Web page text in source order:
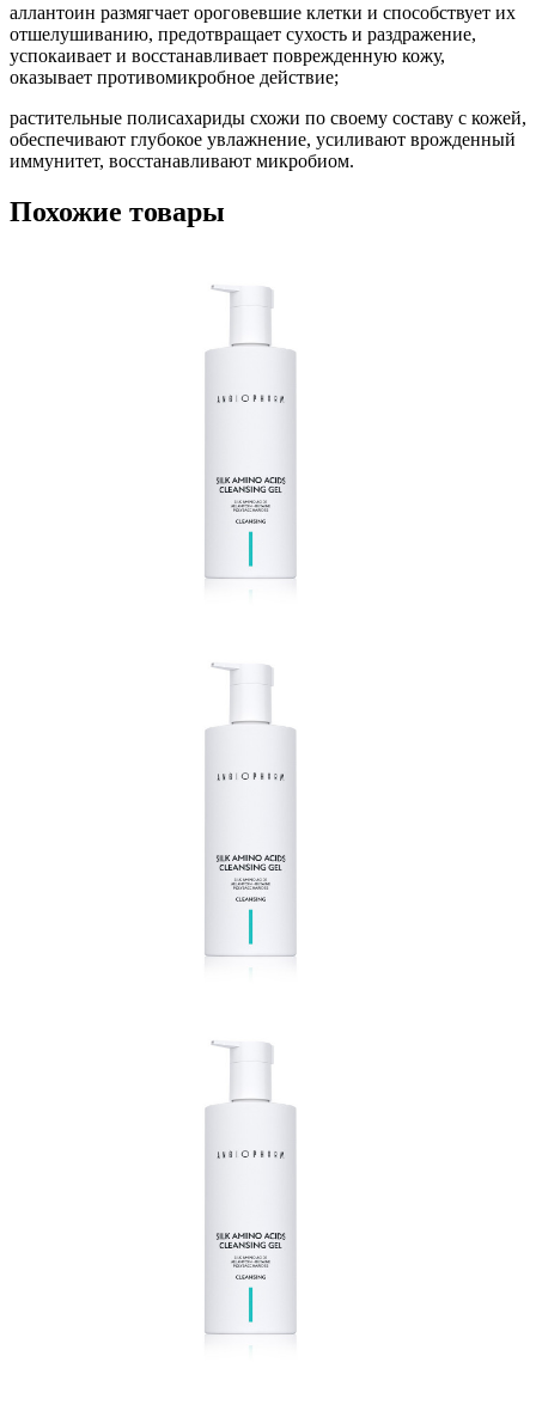
аллантоин размягчает ороговевшие клетки и способствует их
отшелушиванию, предотвращает сухость и раздражение,
успокаивает и восстанавливает поврежденную кожу,
оказывает противомикробное действие;
растительные полисахариды схожи по своему составу с кожей,
обеспечивают глубокое увлажнение, усиливают врожденный
иммунитет, восстанавливают микробиом.
Похожие товары